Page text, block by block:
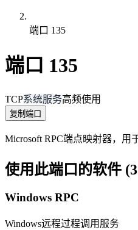
端口 135
端口 135
TCP系统服务高频使用
复制端口
Microsoft RPC端点映射器，用
使用此端口的软件
Windows RPC
Windows远程过程调用服务